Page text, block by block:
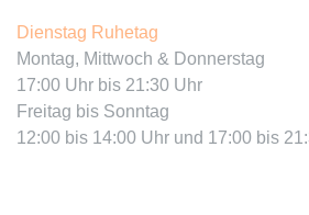
Dienstag Ruhetag
Montag, Mittwoch & Donnerstag
17:00 Uhr bis 21:30 Uhr
Freitag bis Sonntag
12:00 bis 14:00 Uhr und 17:00 bis